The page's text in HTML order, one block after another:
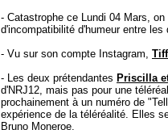
- Catastrophe ce Lundi 04 Mars,
d'incompatibilité d'humeur entre les
- Vu sur son compte Instagram,
- Les deux prétendantes Priscilla
d'NRJ12, mais pas pour une
prochainement à un numéro de
expérience de la téléréalité. Elles
Bruno Moneroe.